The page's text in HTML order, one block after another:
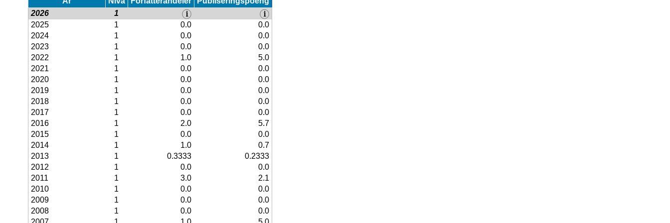
2026
1
2025
1 0.0
0.0
2024
1 0.0
0.0
2023
1 0.0
0.0
2022
1 1.0
5.0
2021
1 0.0
0.0
2020
1 0.0
0.0
2019
1 0.0
0.0
2018
1 0.0
0.0
2017
1 0.0
0.0
2016
1 2.0
5.7
2015
1 0.0
0.0
2014
1 1.0
0.7
2013
1 0.3333
0.2333
2012
1 0.0
0.0
2011
1 3.0
2.1
2010
1 0.0
0.0
2009
1 0.0
0.0
2008
1 0.0
0.0